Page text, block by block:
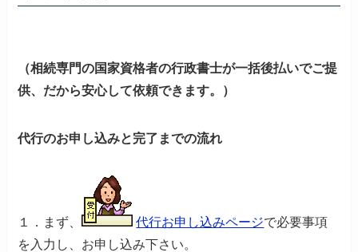
（相続専門の国家資格者の行政書士が一括後払いでご提
供、だから安心して依頼できます。）
代行のお申し込みと完了までの流れ
１ ．まず、 代行お申し込みページで必要事項
を入力し、お申し込み下さい。